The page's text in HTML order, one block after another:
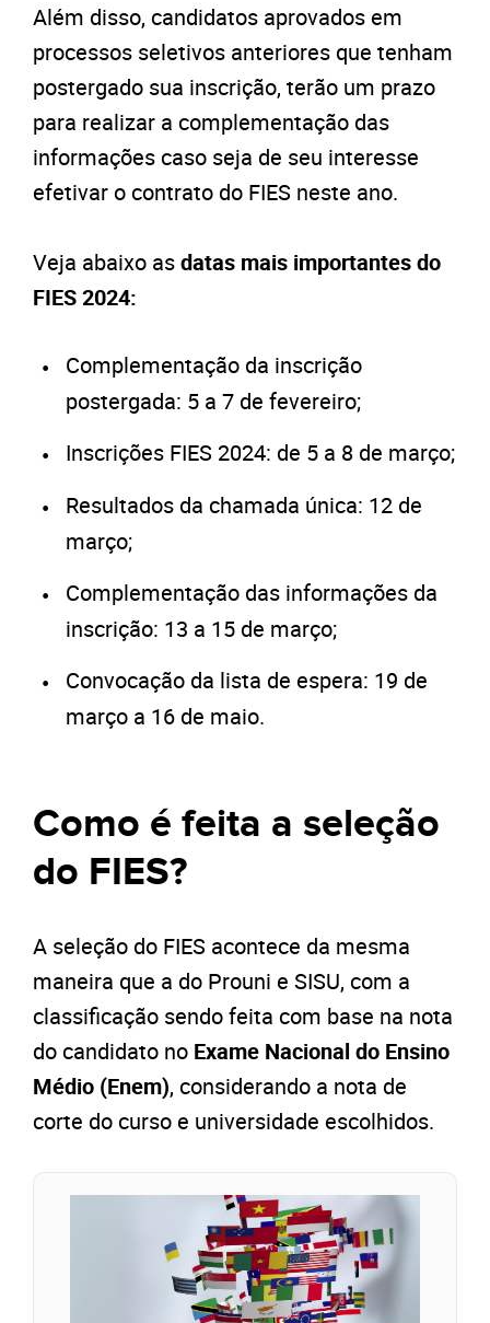
Além disso, candidatos aprovados em
processos seletivos anteriores que tenham
postergado sua inscrição, terão um prazo
para realizar a complementação das
informações caso seja de seu interesse
efetivar o contrato do FIES neste ano.
Veja abaixo asdatas mais importantes do
FIES 2024:
Complementação da inscrição
postergada: 5 a 7 de fevereiro;
Inscrições FIES 2024: de 5 a 8 de março;
Resultados da chamada única: 12 de
março;
Complementação das informações da
inscrição: 13 a 15 de março;
Convocação da lista de espera: 19 de
março a 16 de maio.
Como é feita a seleção
do FIES?
A seleção do FIES acontece da mesma
maneira que a do Prouni e SISU, com a
classificação sendo feita com base na nota
do candidato no Exame Nacional do Ensino
Médio (Enem), considerando a nota de
corte do curso e universidade escolhidos.